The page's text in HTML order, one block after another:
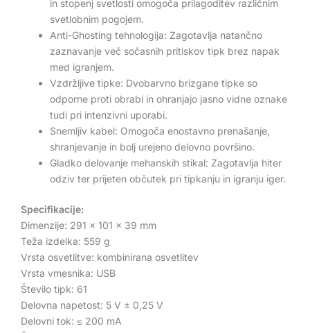
in stopenj svetlosti omogoča prilagoditev različnim
svetlobnim pogojem.
Anti-Ghosting tehnologija: Zagotavlja natančno
zaznavanje več sočasnih pritiskov tipk brez napak
med igranjem.
Vzdržljive tipke: Dvobarvno brizgane tipke so
odporne proti obrabi in ohranjajo jasno vidne oznake
tudi pri intenzivni uporabi.
Snemljiv kabel: Omogoča enostavno prenašanje,
shranjevanje in bolj urejeno delovno površino.
Gladko delovanje mehanskih stikal: Zagotavlja hiter
odziv ter prijeten občutek pri tipkanju in igranju iger.
Specifikacije:
Dimenzije: 291 × 101 × 39 mm
Teža izdelka: 559 g
Vrsta osvetlitve: kombinirana osvetlitev
Vrsta vmesnika: USB
Število tipk: 61
Delovna napetost: 5 V ± 0,25 V
Delovni tok: ≤ 200 mA